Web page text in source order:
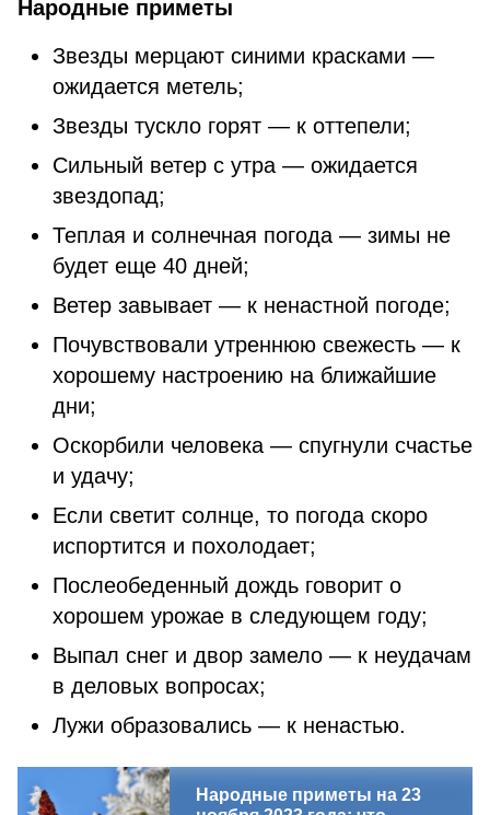
Народные приметы
Звезды мерцают синими красками —
ожидается метель;
Звезды тускло горят — к оттепели;
Сильный ветер с утра — ожидается
звездопад;
Теплая и солнечная погода — зимы не
будет еще 40 дней;
Ветер завывает — к ненастной погоде;
Почувствовали утреннюю свежесть — к
хорошему настроению на ближайшие
дни;
Оскорбили человека — спугнули счастье
и удачу;
Если светит солнце, то погода скоро
испортится и похолодает;
Послеобеденный дождь говорит о
хорошем урожае в следующем году;
Выпал снег и двор замело — к неудачам
в деловых вопросах;
Лужи образовались — к ненастью.
Народные приметы на 23